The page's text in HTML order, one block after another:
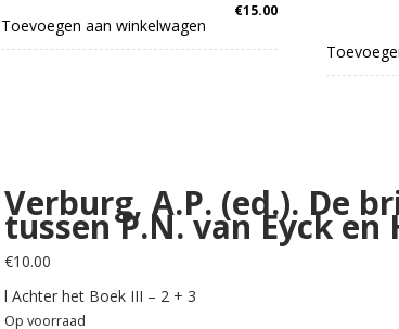
€15.00
Toevoegen aan winkelwagen
Verburg, A.P. (ed.). De
tussen P.N. van Eyck en
€10.00
l Achter het Boek III – 2 + 3
Op voorraad